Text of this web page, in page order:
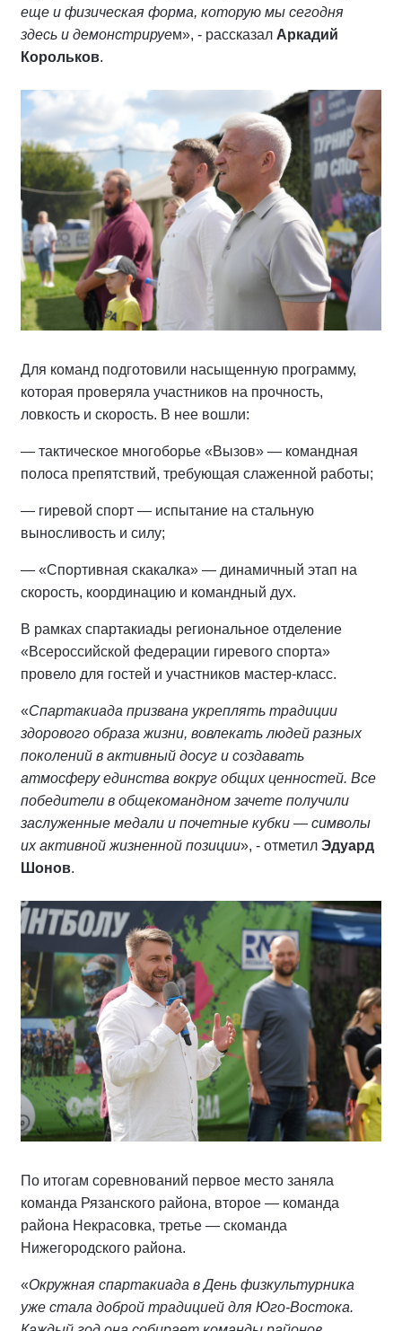
еще и физическая форма, которую мы сегодня
здесь и демонстрируем», - рассказал Аркадий
Корольков.
Для команд подготовили насыщенную программу,
которая проверяла участников на прочность,
ловкость и скорость. В нее вошли:
— тактическое многоборье «Вызов» — командная
полоса препятствий, требующая слаженной работы;
— гиревой спорт — испытание на стальную
выносливость и силу;
— «Спортивная скакалка» — динамичный этап на
скорость, координацию и командный дух.
В рамках спартакиады региональное отделение
«Всероссийской федерации гиревого спорта»
провело для гостей и участников мастер-класс.
«Спартакиада призвана укреплять традиции
здорового образа жизни, вовлекать людей разных
поколений в активный досуг и создавать
атмосферу единства вокруг общих ценностей. Все
победители в общекомандном зачете получили
заслуженные медали и почетные кубки — символы
их активной жизненной позиции», - отметил Эдуард
Шонов.
По итогам соревнований первое место заняла
команда Рязанского района, второе — команда
района Некрасовка, третье — скоманда
Нижегородского района.
«Окружная спартакиада в День физкультурника
уже стала доброй традицией для Юго-Востока.